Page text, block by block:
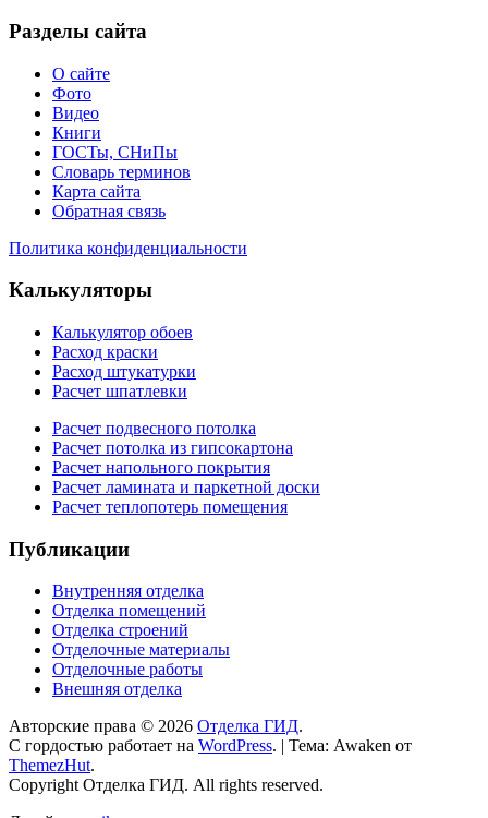
Разделы сайта
О сайте
Фото
Видео
Книги
ГОСТы, СНиПы
Словарь терминов
Карта сайта
Обратная связь
Политика конфиденциальности
Калькуляторы
Калькулятор обоев
Расход краски
Расход штукатурки
Расчет шпатлевки
Расчет подвесного потолка
Расчет потолка из гипсокартона
Расчет напольного покрытия
Расчет ламината и паркетной доски
Расчет теплопотерь помещения
Публикации
Внутренняя отделка
Отделка помещений
Отделка строений
Отделочные материалы
Отделочные работы
Внешняя отделка
Авторские права © 2026 Отделка ГИД.
С гордостью работает на WordPress. | Тема: Awaken от
ThemezHut.
Copyright Отделка ГИД. All rights reserved.